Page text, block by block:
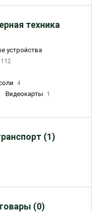
техника
устройства
112
4
Видеокарты 1
(1)
(0)